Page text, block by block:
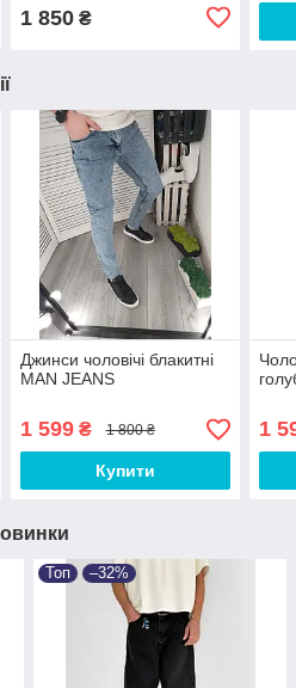
1 850₴
Джинси чоловічі блакитні
MAN JEANS
1 599₴ 1 800 ₴
Купити
1
Топ –32%